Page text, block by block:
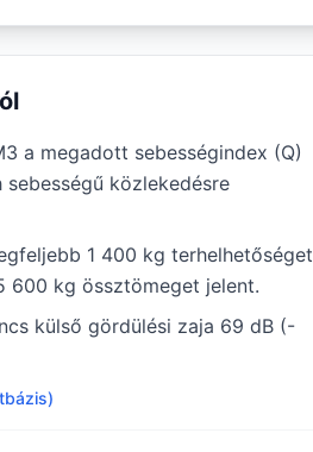
a megadott sebességindex (Q)
közlekedésre
1 400 kg terhelhetőséget
600 kg össztömeget jelent.
külső gördülési zaja 69 dB (-